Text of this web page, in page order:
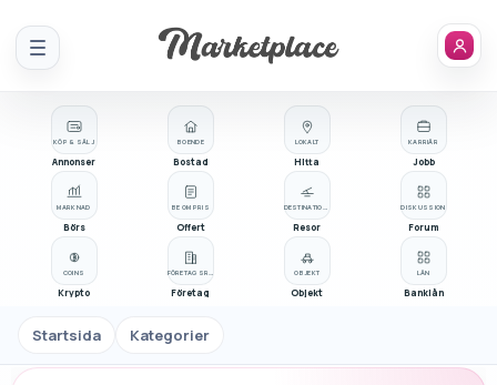
Meny
KÖP & SÄLJ
Annonser
BOENDE
Bostad
OBJEKT
Objekt
BE OM PRIS
Offert
Företag
LÅN
Banklån
MARKNAD
Börs
LOKALT
Hitta
KARRIÄR
Jobb
Resor
COINS
Krypto
DISKUSSION
Forum
Startsida Kategorier